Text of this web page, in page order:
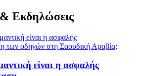
Εκδηλώσεις
είναι η ασφαλής